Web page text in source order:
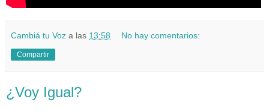
Cambiá tu Voz a las 13:58 No hay comentarios:
Compartir
¿Voy Igual?